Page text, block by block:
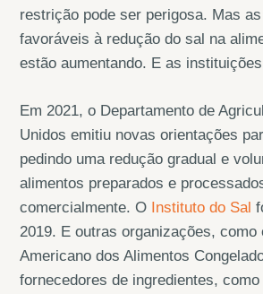
restrição pode ser perigosa. Mas
favoráveis à redução do sal na
estão aumentando. E as
Em 2021, o Departamento de
Unidos emitiu novas orientações
pedindo uma redução gradual e
alimentos preparados e
comercialmente. O Instituto do Sal
2019. E outras organizações, como
Americano dos Alimentos
fornecedores de ingredientes,